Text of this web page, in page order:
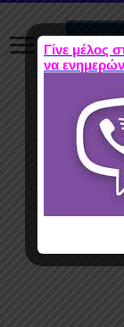
Γίνε μέλος
να